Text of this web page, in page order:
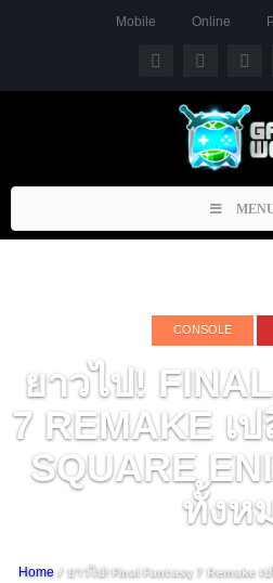
Mobile Online
Toggle
navigation
CONSOLE
ยาวไป!
7 REMAKE เ
SQUARE
ทั้งห
Home / ยาวไป! Final Fantasy 7 Remake เ